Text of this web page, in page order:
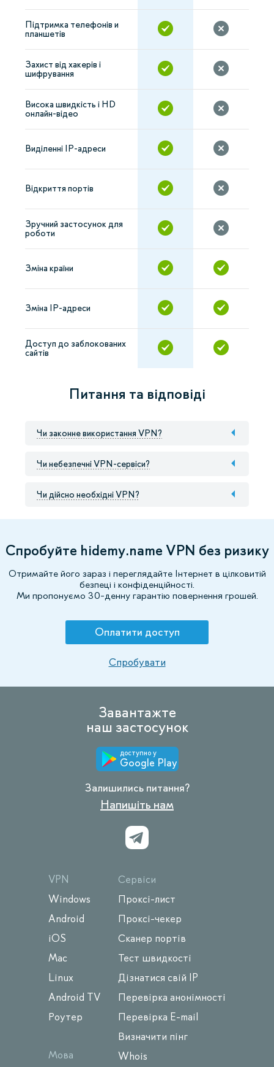
Підтримка телефонів и
планшетів
Захист від хакерів і
шифрування
Висока швидкість і HD
онлайн-відео
Виділенні IP-адреси
Відкриття портів
Зручний застосунок для
роботи
Зміна країни
Зміна IP-адреси
Доступ до заблокованих
сайтів
Питання та відповіді
Чи законне використання VPN?
Чи небезпечні VPN-сервіси?
Чи дійсно необхідні VPN?
Спробуйте hidemy.name VPN без ризику
Отримайте його зараз і переглядайте Інтернет в цілковитій
безпеці і конфіденційності.
Ми пропонуємо 30-денну гарантію повернення грошей.
Оплатити доступ
Спробувати
Завантажте
наш застосунок
доступно у
Google Play
Залишились питання?
Напишіть нам
VPN
Windows
Android
iOS
Mac
Linux
Android TV
Роутер
Мова
Сервіси
Проксі-лист
Проксі-чекер
Сканер портів
Тест швидкості
Дізнатися свій IP
Перевірка анонімності
Перевірка E-mail
Визначити пінг
Whois